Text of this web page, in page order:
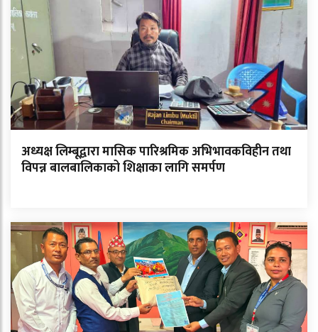
अध्यक्ष लिम्बूद्वारा मासिक पारिश्रमिक अभिभावकविहीन तथा
विपन्न बालबालिकाको शिक्षाका लागि समर्पण